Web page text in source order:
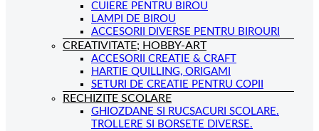
CUIERE PENTRU BIROU
LAMPI DE BIROU
ACCESORII DIVERSE PENTRU BIROURI
CREATIVITATE; HOBBY-ART
ACCESORII CREATIE & CRAFT
HARTIE QUILLING, ORIGAMI
SETURI DE CREATIE PENTRU COPII
RECHIZITE SCOLARE
GHIOZDANE SI RUCSACURI SCOLARE.
TROLLERE SI BORSETE DIVERSE.